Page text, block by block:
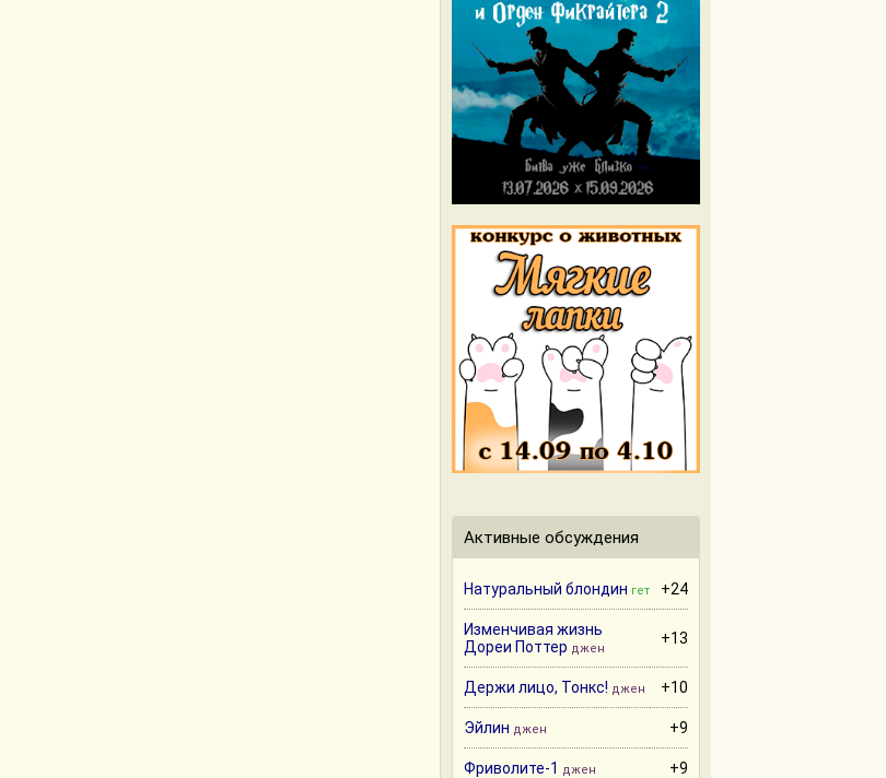
Активные обсуждения
Натуральный блондин гет +24
Изменчивая жизнь
Дореи Поттер джен
+13
Держи лицо, Тонкс! джен +10
Эйлин джен +9
Фриволите-1 джен +9